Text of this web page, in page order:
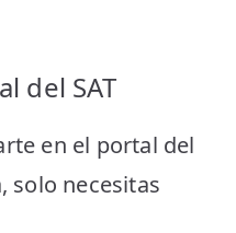
del SAT
en el portal del
solo necesitas